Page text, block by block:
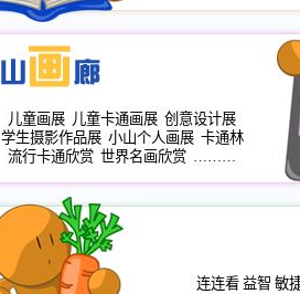
儿童画展 儿童卡通画展 创意设计展
学生摄影作品展 小山个人画展 卡通林
流行卡通欣赏 世界名画欣赏 ………
连连看 益智 敏